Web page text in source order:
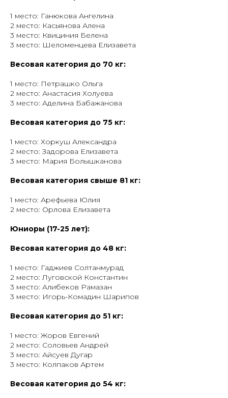
1 место: Ганюкова Ангелина
2 место: Касьянова Алена
3 место: Квициния Белена
3 место: Шеломенцева Елизавета
Весовая категория до 70 кг:
1 место: Петрашко Ольга
2 место: Анастасия Холуева
3 место: Аделина Бабажанова
Весовая категория до 75 кг:
1 место: Хоркуш Александра
2 место: Задорова Елизавета
3 место: Мария Болышканова
Весовая категория свыше 81 кг:
1 место: Арефьева Юлия
2 место: Орлова Елизавета
Юниоры (17-25 лет):
Весовая категория до 48 кг:
1 место: Гаджиев Солтанмурад
2 место: Луговской Константин
3 место: Алибеков Рамазан
3 место: Игорь-Комадин Шарипов
Весовая категория до 51 кг:
1 место: Жоров Евгений
2 место: Соловьев Андрей
3 место: Айсуев Дугар
3 место: Колпаков Артем
Весовая категория до 54 кг: